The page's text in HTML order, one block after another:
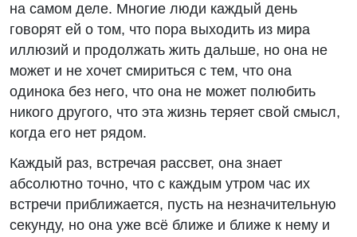
на самом деле. Многие люди каждый день
говорят ей о том, что пора выходить из мира
иллюзий и продолжать жить дальше, но она не
может и не хочет смириться с тем, что она
одинока без него, что она не может полюбить
никого другого, что эта жизнь теряет свой смысл,
когда его нет рядом.
Каждый раз, встречая рассвет, она знает
абсолютно точно, что с каждым утром час их
встречи приближается, пусть на незначительную
секунду, но она уже всё ближе и ближе к нему и